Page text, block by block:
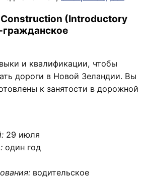
(Introductory
и квалификации, чтобы
дороги в Новой Зеландии. Вы
к занятости в дорожной
29 июля
один год
водительское